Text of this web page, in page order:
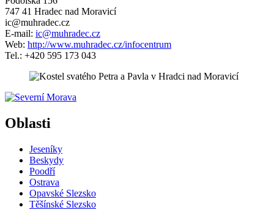
747 41 Hradec nad Moravicí
ic@muhradec.cz
E-mail: ic@muhradec.cz
Web: http://www.muhradec.cz/infocentrum
Tel.: +420 595 173 043
−
Oblasti
Jeseníky
Beskydy
Poodří
Ostrava
Opavské Slezsko
Těšínské Slezsko